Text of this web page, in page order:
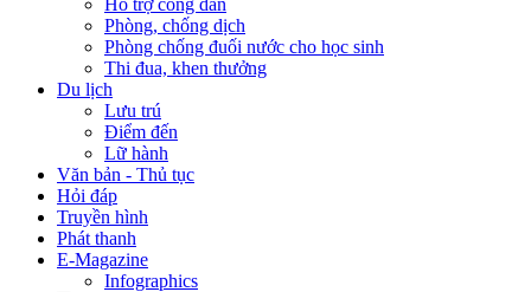
Hỗ trợ công dân
Phòng, chống dịch
Phòng chống đuối nước cho học sinh
Thi đua, khen thưởng
Du lịch
Lưu trú
Điểm đến
Lữ hành
Văn bản - Thủ tục
Hỏi đáp
Truyền hình
Phát thanh
E-Magazine
Infographics